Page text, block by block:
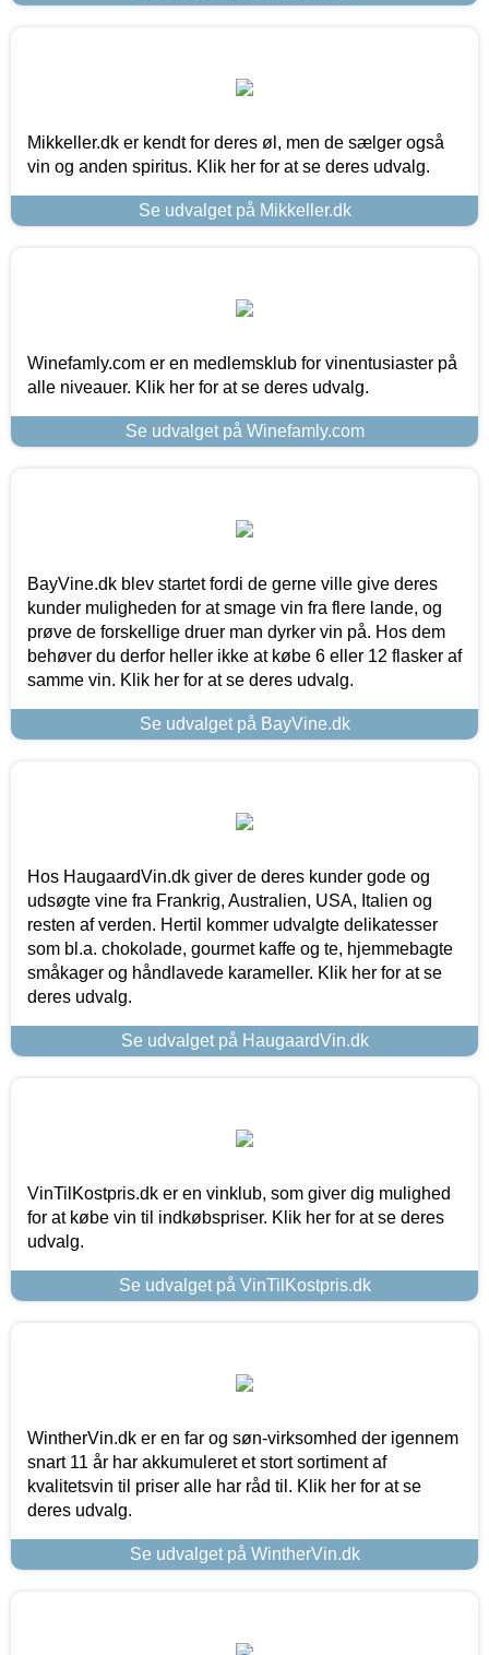
Mikkeller.dk er kendt for deres øl, men de sælger også
vin og anden spiritus. Klik her for at se deres udvalg.
Se udvalget på Mikkeller.dk
Winefamly.com er en medlemsklub for vinentusiaster på
alle niveauer. Klik her for at se deres udvalg.
Se udvalget på Winefamly.com
BayVine.dk blev startet fordi de gerne ville give deres
kunder muligheden for at smage vin fra flere lande, og
prøve de forskellige druer man dyrker vin på. Hos dem
behøver du derfor heller ikke at købe 6 eller 12 flasker af
samme vin. Klik her for at se deres udvalg.
Se udvalget på BayVine.dk
Hos HaugaardVin.dk giver de deres kunder gode og
udsøgte vine fra Frankrig, Australien, USA, Italien og
resten af verden. Hertil kommer udvalgte delikatesser
som bl.a. chokolade, gourmet kaffe og te, hjemmebagte
småkager og håndlavede karameller. Klik her for at se
deres udvalg.
Se udvalget på HaugaardVin.dk
VinTilKostpris.dk er en vinklub, som giver dig mulighed
for at købe vin til indkøbspriser. Klik her for at se deres
udvalg.
Se udvalget på VinTilKostpris.dk
WintherVin.dk er en far og søn-virksomhed der igennem
snart 11 år har akkumuleret et stort sortiment af
kvalitetsvin til priser alle har råd til. Klik her for at se
deres udvalg.
Se udvalget på WintherVin.dk